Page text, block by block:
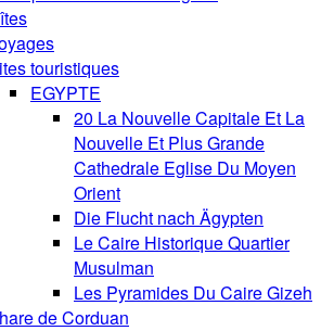
touristiques
EGYPTE
20 La Nouvelle Capitale Et La
Nouvelle Et Plus Grande
Cathedrale Eglise Du Moyen
Orient
Die Flucht nach Ägypten
Le Caire Historique Quartier
Musulman
Les Pyramides Du Caire Gizeh
de Corduan